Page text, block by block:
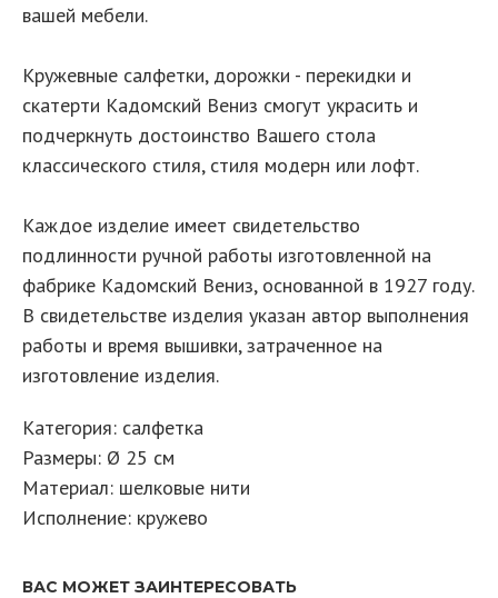
вашей мебели.
Кружевные салфетки, дорожки - перекидки и
скатерти Кадомский Вениз смогут украсить и
подчеркнуть достоинство Вашего стола
классического стиля, стиля модерн или лофт.
Каждое изделие имеет свидетельство
подлинности ручной работы изготовленной на
фабрике Кадомский Вениз, основанной в 1927 году.
В свидетельстве изделия указан автор выполнения
работы и время вышивки, затраченное на
изготовление изделия.
Категория: салфетка
Размеры: Ø 25 см
Материал: шелковые нити
Исполнение: кружево
ВАС МОЖЕТ ЗАИНТЕРЕСОВАТЬ